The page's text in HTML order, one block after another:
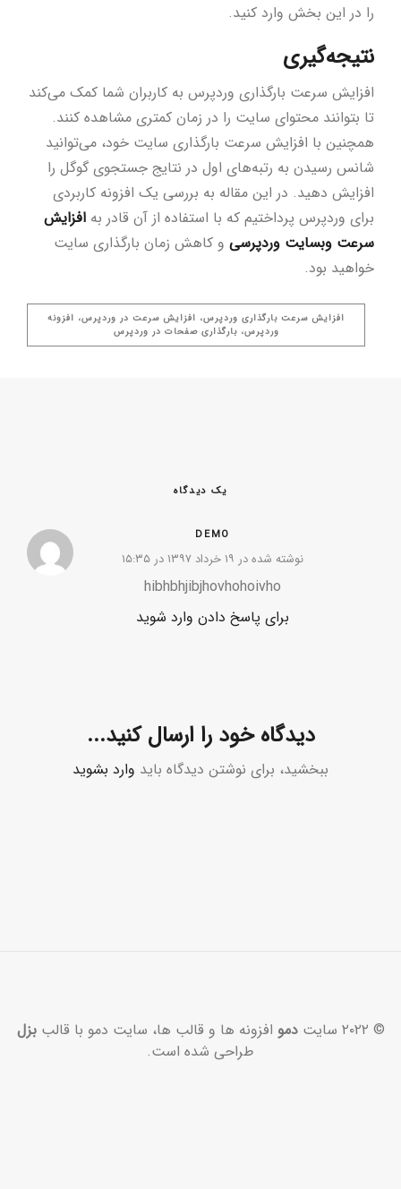
را در این بخش وارد کنید.
نتیجه‌گیری
افزایش سرعت بارگذاری وردپرس به کاربران شما کمک می‌کند
تا بتوانند محتوای سایت را در زمان کمتری مشاهده کنند.
همچنین با افزایش سرعت بارگذاری سایت خود، می‌توانید
شانس رسیدن به رتبه‌های اول در نتایج جستجوی گوگل را
افزایش دهید. در این مقاله به بررسی یک افزونه کاربردی
برای وردپرس پرداختیم که با استفاده از آن قادر به افزایش
سرعت وبسایت وردپرسی و کاهش زمان بارگذاری سایت
خواهید بود.
افزایش سرعت بارگذاری وردپرس، افزایش سرعت در وردپرس، افزونه
وردپرس، بارگذاری صفحات در وردپرس
یک دیدگاه
DEMO
نوشته شده در ۱۹ خرداد ۱۳۹۷ در ۱۵:۳۵
hibhbhjibjhovhohoivho
برای پاسخ دادن وارد شوید
دیدگاه خود را ارسال کنید...
ببخشید، برای نوشتن دیدگاه باید وارد بشوید
© ۲۰۲۲ سایت دمو افزونه ها و قالب ها، سایت دمو با قالببزل
طراحی شده است.